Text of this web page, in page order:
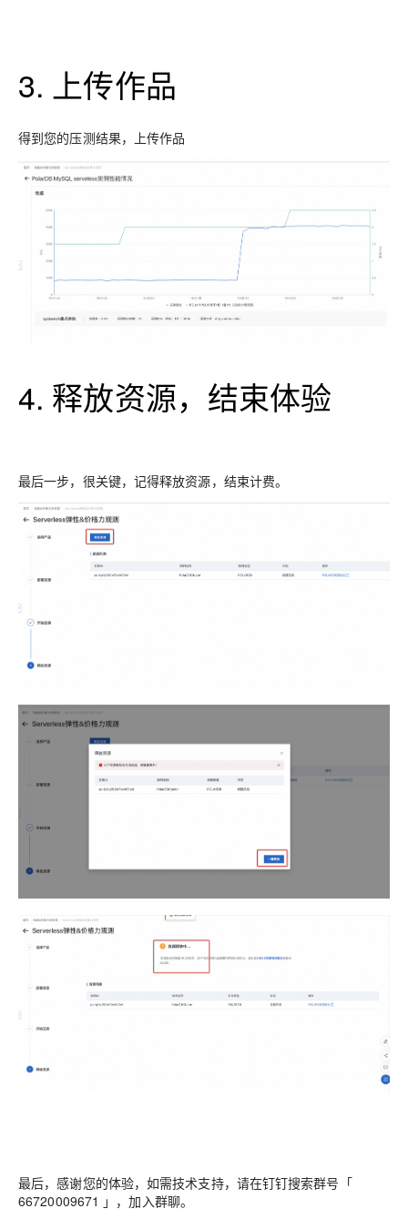
3. 上传作品
得到您的压测结果，上传作品
4. 释放资源，结束体验
最后一步，很关键，记得释放资源，结束计费。
最后，感谢您的体验，如需技术支持，请在钉钉搜索群号「
66720009671 」，加入群聊。